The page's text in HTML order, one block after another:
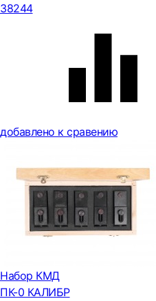
38244
добавлено к сравению
Набор КМД
ПК-0 КАЛИБР